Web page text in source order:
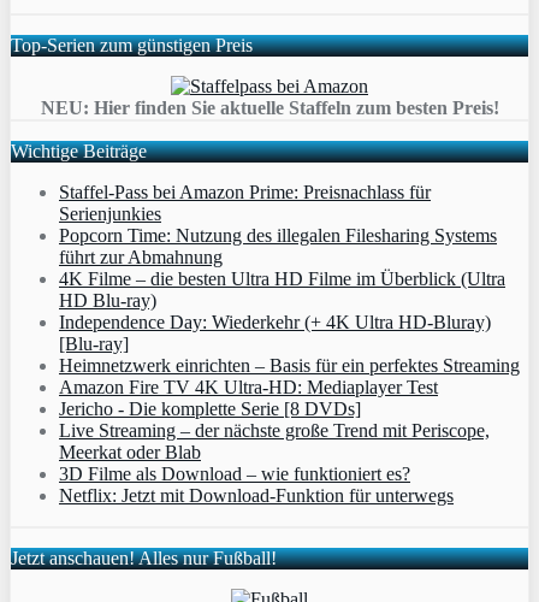
Top-Serien zum günstigen Preis
NEU: Hier finden Sie aktuelle Staffeln zum besten Preis!
Wichtige Beiträge
Staffel-Pass bei Amazon Prime: Preisnachlass für
Serienjunkies
Popcorn Time: Nutzung des illegalen Filesharing Systems
führt zur Abmahnung
4K Filme – die besten Ultra HD Filme im Überblick (Ultra
HD Blu-ray)
Independence Day: Wiederkehr (+ 4K Ultra HD-Bluray)
[Blu-ray]
Heimnetzwerk einrichten – Basis für ein perfektes Streaming
Amazon Fire TV 4K Ultra-HD: Mediaplayer Test
Jericho - Die komplette Serie [8 DVDs]
Live Streaming – der nächste große Trend mit Periscope,
Meerkat oder Blab
3D Filme als Download – wie funktioniert es?
Netflix: Jetzt mit Download-Funktion für unterwegs
Jetzt anschauen! Alles nur Fußball!